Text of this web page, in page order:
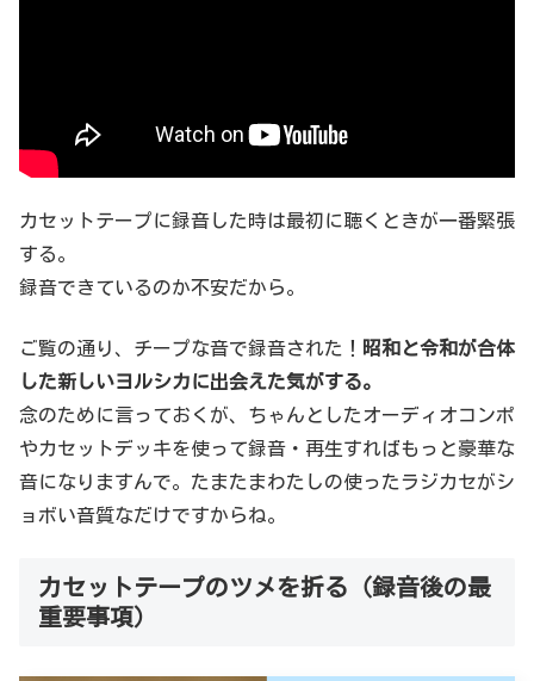
カセットテープに録音した時は最初に聴くときが一番緊張
する。
録音できているのか不安だから。
ご覧の通り、チープな音で録音された！ 昭和と令和が合体
した新しいヨルシカに出会えた気がする。
念のために言っておくが、ちゃんとしたオーディオコンポ
やカセットデッキを使って録音・再生すればもっと豪華な
音になりますんで。たまたまわたしの使ったラジカセがシ
ョボい音質なだけですからね。
カセットテープのツメを折る（録音後の最
重要事項）